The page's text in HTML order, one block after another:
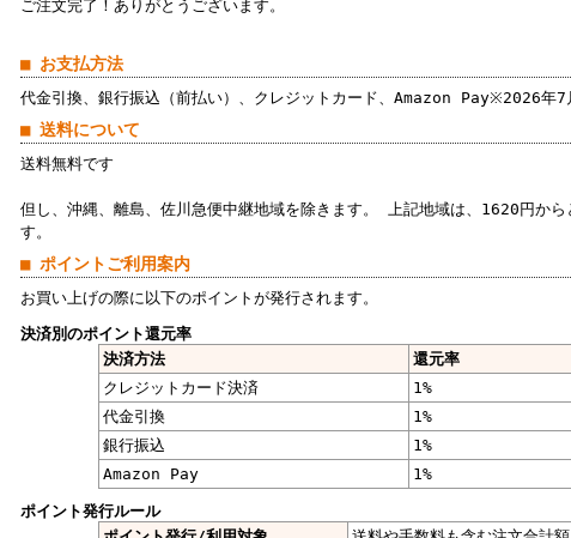
ご注文完了！ありがとうございます。
■ お支払方法
代金引換、銀行振込（前払い）、クレジットカード、Amazon Pay※2026年7
■ 送料について
送料無料です
但し、沖縄、離島、佐川急便中継地域を除きます。 上記地域は、1620円から
す。
■ ポイントご利用案内
お買い上げの際に以下のポイントが発行されます。
決済別のポイント還元率
決済方法
還元率
クレジットカード決済
1%
代金引換
1%
銀行振込
1%
Amazon Pay
1%
ポイント発行ルール